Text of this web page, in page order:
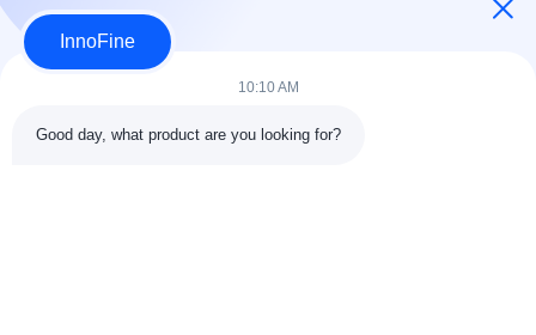
InnoFine
10:10 AM
Good day, what product are you looking for?